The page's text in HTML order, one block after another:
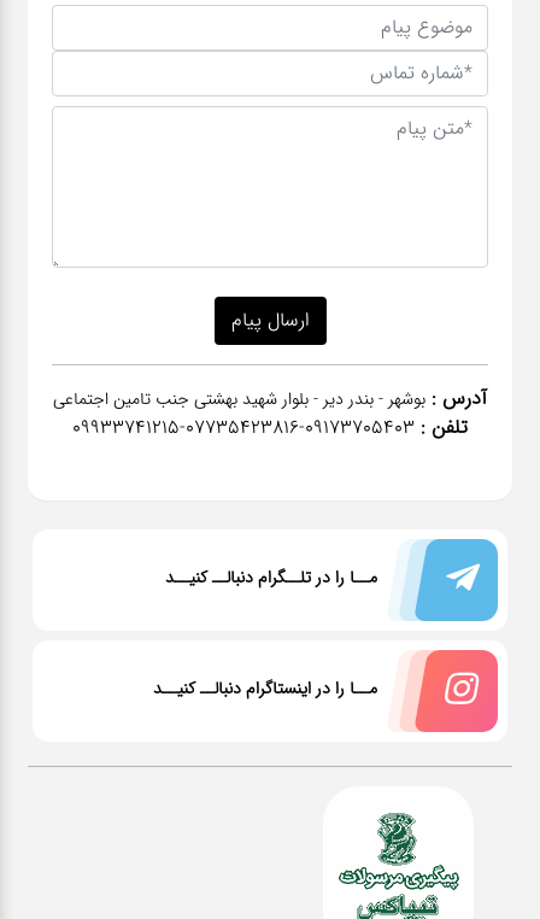
آدرس : بوشهر - بندر دیر - بلوار شهید بهشتی جنب تامین اجتماعی
تلفن : ٠٩١٧٣٧٠٥٤٠٣-07735423816-09933741215
مــا را در تلــگرام دنبالــ کنیــد
مــا را در اینستاگرام دنبالــ کنیــد